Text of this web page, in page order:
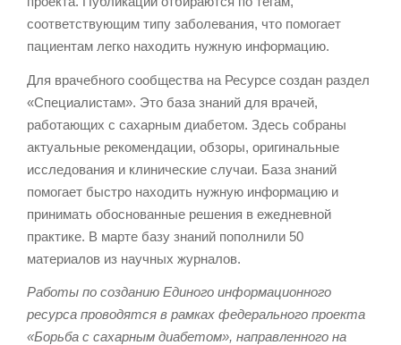
соответствующим типу заболевания, что помогает
пациентам легко находить нужную информацию.
Для врачебного сообщества на Ресурсе создан раздел
«Специалистам». Это база знаний для врачей,
работающих с сахарным диабетом. Здесь собраны
актуальные рекомендации, обзоры, оригинальные
исследования и клинические случаи. База знаний
помогает быстро находить нужную информацию и
принимать обоснованные решения в ежедневной
практике. В марте базу знаний пополнили 50
материалов из научных журналов.
Работы по созданию Единого информационного
ресурса проводятся в рамках федерального проекта
«Борьба с сахарным диабетом», направленного на